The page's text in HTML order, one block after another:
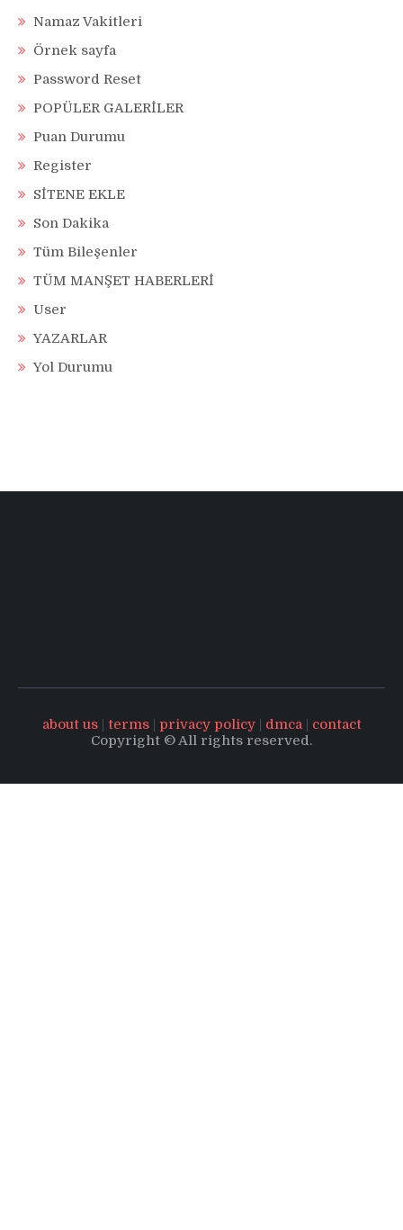
Namaz Vakitleri
Örnek sayfa
Password Reset
POPÜLER GALERİLER
Puan Durumu
Register
SİTENE EKLE
Son Dakika
Tüm Bileşenler
TÜM MANŞET HABERLERİ
User
YAZARLAR
Yol Durumu
about us| terms| privacy policy| dmca| contact
Copyright © All rights reserved.